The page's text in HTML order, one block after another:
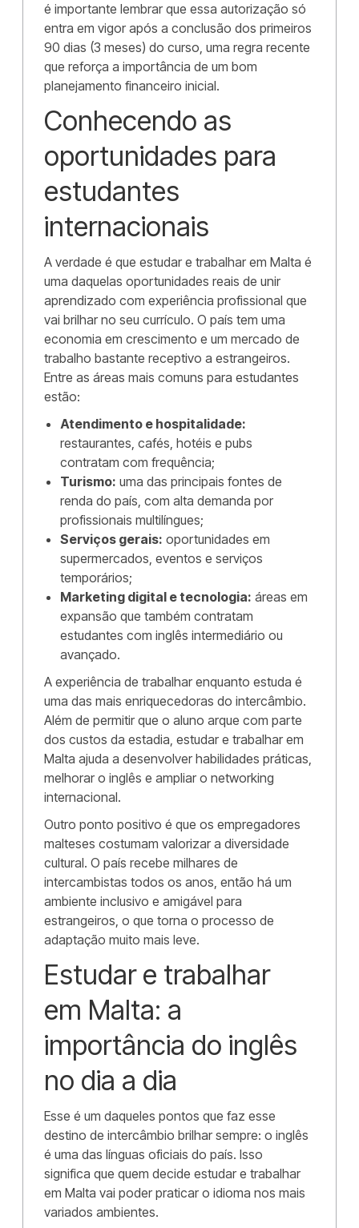
é importante lembrar que essa autorização só
entra em vigor após a conclusão dos primeiros
90 dias (3 meses) do curso, uma regra recente
que reforça a importância de um bom
planejamento financeiro inicial.
Conhecendo as
oportunidades para
estudantes
internacionais
A verdade é que estudar e trabalhar em Malta é
uma daquelas oportunidades reais de unir
aprendizado com experiência profissional que
vai brilhar no seu currículo. O país tem uma
economia em crescimento e um mercado de
trabalho bastante receptivo a estrangeiros.
Entre as áreas mais comuns para estudantes
estão:
Atendimento e hospitalidade:
restaurantes, cafés, hotéis e pubs
contratam com frequência;
Turismo: uma das principais fontes de
renda do país, com alta demanda por
profissionais multilíngues;
Serviços gerais: oportunidades em
supermercados, eventos e serviços
temporários;
Marketing digital e tecnologia: áreas em
expansão que também contratam
estudantes com inglês intermediário ou
avançado.
A experiência de trabalhar enquanto estuda é
uma das mais enriquecedoras do intercâmbio.
Além de permitir que o aluno arque com parte
dos custos da estadia, estudar e trabalhar em
Malta ajuda a desenvolver habilidades práticas,
melhorar o inglês e ampliar o networking
internacional.
Outro ponto positivo é que os empregadores
malteses costumam valorizar a diversidade
cultural. O país recebe milhares de
intercambistas todos os anos, então há um
ambiente inclusivo e amigável para
estrangeiros, o que torna o processo de
adaptação muito mais leve.
Estudar e trabalhar
em Malta: a
importância do inglês
no dia a dia
Esse é um daqueles pontos que faz esse
destino de intercâmbio brilhar sempre: o inglês
é uma das línguas oficiais do país. Isso
significa que quem decide estudar e trabalhar
em Malta vai poder praticar o idioma nos mais
variados ambientes.